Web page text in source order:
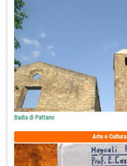
Badia di Pattano
Arte e Cultura